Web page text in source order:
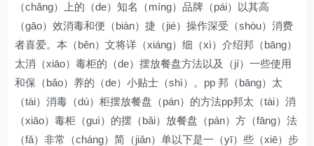
（chǎng）上的（de）知名（míng）品牌（pái）以其高
（gāo）效消毒和便（biàn）捷（jié）操作深受（shòu）消费
者喜爱。本（běn）文将详（xiáng）细（xì）介绍邦（bāng）
太消（xiāo）毒柜的（de）摆放餐盘方法以及（jí）一些使用
和保（bǎo）养的（de）小贴士（shì）。pp 邦（bāng）太
（tài）消毒（dú）柜摆放餐盘（pán）的方法pp邦太（tài）消
（xiāo）毒柜（guì）的摆（bǎi）放餐盘（pán）方（fāng）法
（fǎ）非常（cháng）简（jiǎn）单以下是一（yī）些（xiē）步